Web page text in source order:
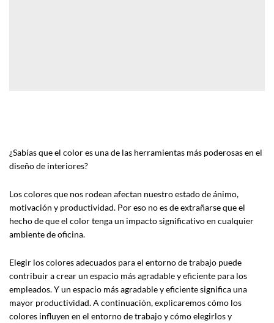
¿Sabías que el color es una de las herramientas más poderosas en el
diseño de interiores?
Los colores que nos rodean afectan nuestro estado de ánimo,
motivación y productividad. Por eso no es de extrañarse que el
hecho de que el color tenga un impacto significativo en cualquier
ambiente de oficina.
Elegir los colores adecuados para el entorno de trabajo puede
contribuir a crear un espacio más agradable y eficiente para los
empleados. Y un espacio más agradable y eficiente significa una
mayor productividad. A continuación, explicaremos cómo los
colores influyen en el entorno de trabajo y cómo elegirlos y